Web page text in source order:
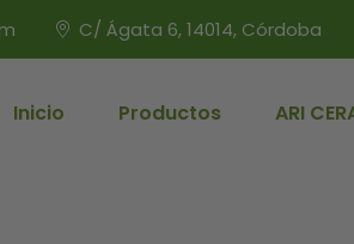
C/ Ágata 6, 14014, Córdoba
Inicio Productos ARI